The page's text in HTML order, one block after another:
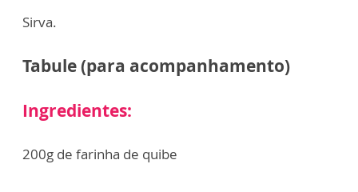
Sirva.
Tabule (para acompanhamento)
Ingredientes:
200g de farinha de quibe